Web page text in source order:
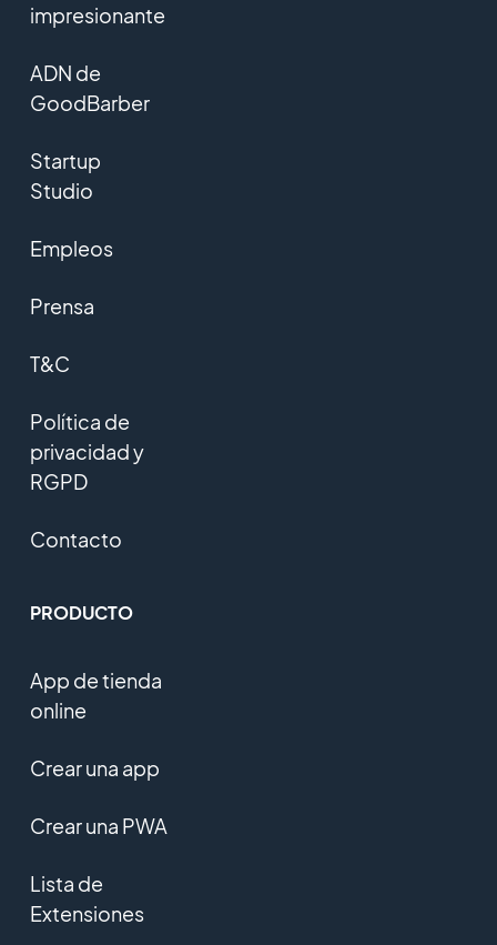
impresionante
ADN de
GoodBarber
Startup
Studio
Empleos
Prensa
T&C
Política de
privacidad y
RGPD
Contacto
PRODUCTO
App de tienda
online
Crear una app
Crear una PWA
Lista de
Extensiones